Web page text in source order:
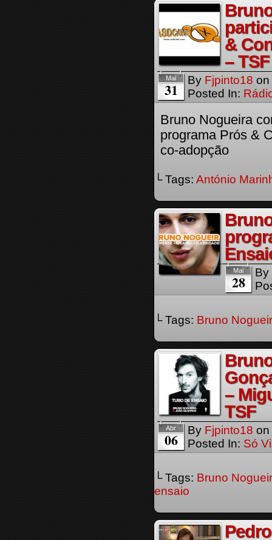
&
– TSF
Mai
31 By Fjpinto18 on
Posted In:
Bruno Nogueira
programa Prós &
co-adopção
└ Tags: António
Mai
28
By
└ Tags: Bruno
–
TSF
Abr
06 By Fjpinto18 on
Posted In: Só
└ Tags: Bruno
ensaio